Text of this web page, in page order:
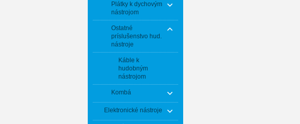
Plátky k dychovým
nástrojom
Ostatné
príslušenstvo hud.
nástroje
Káble k
hudobným
nástrojom
Kombá
Elektronické nástroje